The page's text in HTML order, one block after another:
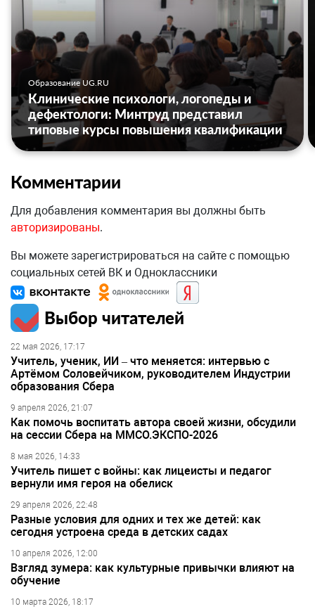
Образование UG.RU
Клинические психологи, логопеды и
дефектологи: Минтруд представил
типовые курсы повышения квалификации
Комментарии
Для добавления комментария вы должны быть
авторизированы.
Вы можете зарегистрироваться на сайте с помощью
социальных сетей ВК и Одноклассники
Выбор читателей
22 мая 2026, 17:17
Учитель, ученик, ИИ – что меняется: интервью с
Артёмом Соловейчиком, руководителем Индустрии
образования Сбера
9 апреля 2026, 21:07
Как помочь воспитать автора своей жизни, обсудили
на сессии Сбера на ММСО.ЭКСПО-2026
8 мая 2026, 14:33
Учитель пишет с войны: как лицеисты и педагог
вернули имя героя на обелиск
29 апреля 2026, 22:48
Разные условия для одних и тех же детей: как
сегодня устроена среда в детских садах
10 апреля 2026, 12:00
Взгляд зумера: как культурные привычки влияют на
обучение
10 марта 2026, 18:17